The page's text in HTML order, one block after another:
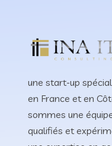
une start-up
en France et en
sommes une
qualifiés et